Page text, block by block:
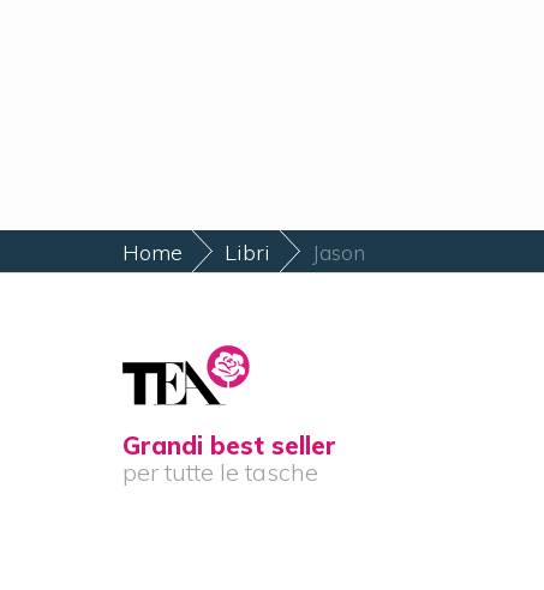
Home Libri Jason
Grandi best seller
per tutte le tasche